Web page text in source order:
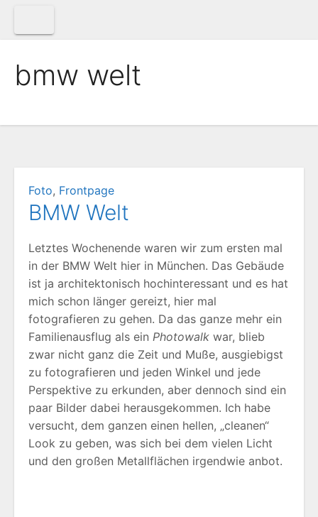
bmw welt
Foto, Frontpage
BMW Welt
Letztes Wochenende waren wir zum ersten mal
in der BMW Welt hier in München. Das Gebäude
ist ja architektonisch hochinteressant und es hat
mich schon länger gereizt, hier mal
fotografieren zu gehen. Da das ganze mehr ein
Familienausflug als ein Photowalk war, blieb
zwar nicht ganz die Zeit und Muße, ausgiebigst
zu fotografieren und jeden Winkel und jede
Perspektive zu erkunden, aber dennoch sind ein
paar Bilder dabei herausgekommen. Ich habe
versucht, dem ganzen einen hellen, „cleanen“
Look zu geben, was sich bei dem vielen Licht
und den großen Metallflächen irgendwie anbot.